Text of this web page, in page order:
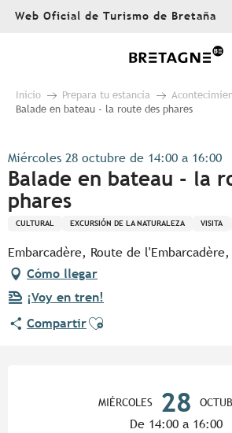
AllerWeb Oficial de Turismo de Bretaña
Inicio Prepara tu estancia
Balade en bateau - la route des phares
Miércoles 28 octubre de 14:00 a 16:00
Balade en bateau - la
phares
CULTURAL EXCURSIÓN DE LA NATURALEZA VISITA
Embarcadère, Route de
Cómo llegar
¡Voy en tren!
CompartirAjouter aux favoris
MIÉRCOLES 28
De 14:00 a 16:00